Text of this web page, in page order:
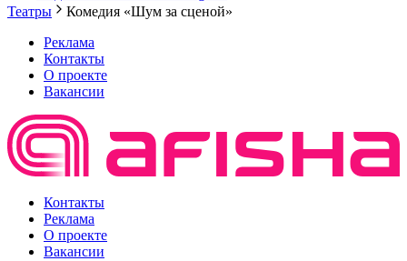
Театры
Комедия «Шум за сценой»
Реклама
Контакты
О проекте
Вакансии
Контакты
Реклама
О проекте
Вакансии